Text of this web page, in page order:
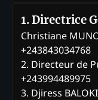
1. Directrice
Christiane
+243843034768
2. Directeur de
+243994489975
3. Djiress BALOKI